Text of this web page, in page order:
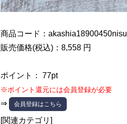
商品コード：akashia18900450nisu
販売価格(税込)：8,558 円
ポイント： 77pt
※ポイント還元には会員登録が必要
⇒ 会員登録はこちら
[関連カテゴリ]